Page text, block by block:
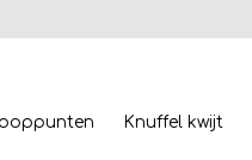
Knuffel kwijt